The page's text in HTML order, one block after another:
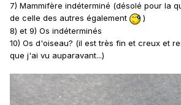
7) Mammifère indéterminé (désolé pour la
de celle des autres également
)
8) et 9) Os indéterminés
10) Os d'oiseau? (il est très fin et creux et
que j'ai vu auparavant...)